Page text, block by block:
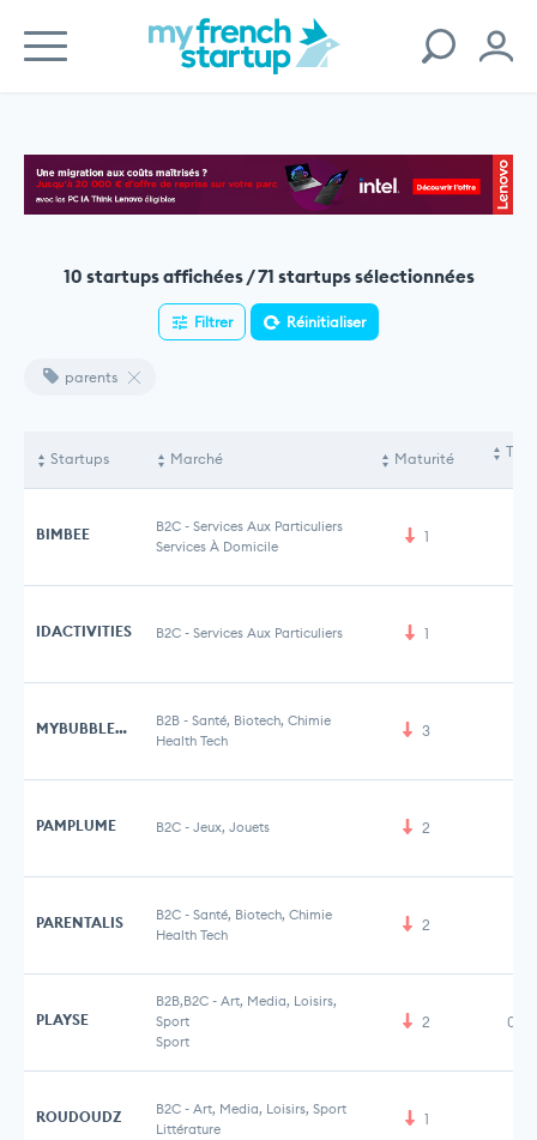
10 startups affichées / 71 startups sélectionnées
Filtrer Réinitialiser
parents
Startups Marché Maturité
BIMBEE B2C - Services Aux Particuliers
Services À Domicile
1
IDACTIVITIES B2C - Services Aux Particuliers 1
MYBUBBLEHEALTH B2B - Santé, Biotech, Chimie
Health Tech
3
PAMPLUME B2C - Jeux, Jouets 2
PARENTALIS B2C - Santé, Biotech, Chimie
Health Tech
2
PLAYSE
B2B,B2C - Art, Media, Loisirs,
Sport
Sport
2
ROUDOUDZ B2C - Art, Media, Loisirs, Sport
Littérature
1